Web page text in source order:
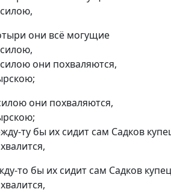
они всё могущие
они похваляются,
они похваляются,
ту бы их сидит сам Садков
то бы их сидит сам Садков